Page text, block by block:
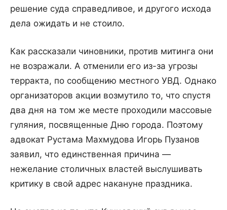
решение суда справедливое, и другого исхода
дела ожидать и не стоило.
Как рассказали чиновники, против митинга они
не возражали. А отменили его из-за угрозы
терракта, по сообщению местного УВД. Однако
организаторов акции возмутило то, что спустя
два дня на том же месте проходили массовые
гуляния, посвященные Дню города. Поэтому
адвокат Рустама Махмудова Игорь Пузанов
заявил, что единственная причина —
нежелание столичных властей выслушивать
критику в свой адрес накануне праздника.